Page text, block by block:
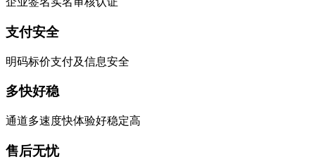
支付安全
明码标价支付及信息安全
多快好稳
通道多速度快体验好稳定高
售后无忧